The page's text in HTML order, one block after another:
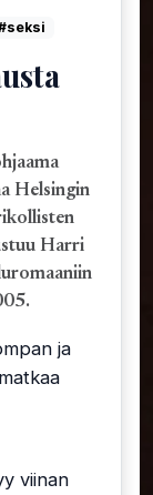
Helsingin
Harri
ja
viinan